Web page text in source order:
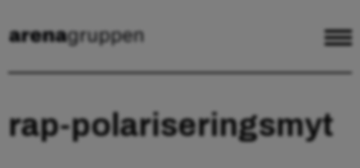
rap-polariseringsmyt